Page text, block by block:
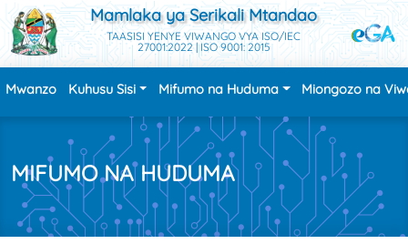
Mamlaka ya Serikali Mtandao
TAASISI YENYE VIWANGO VYA ISO/IEC
27001:2022 | ISO 9001: 2015
Mwanzo Kuhusu Sisi Mifumo na Huduma Miongozo na
MIFUMO NA HUDUMA